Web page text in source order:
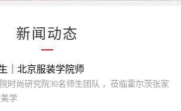
新闻动态
｜北京服装学院师
时尚研究院30名师生团队 ，莅临霍尔茨张家
学